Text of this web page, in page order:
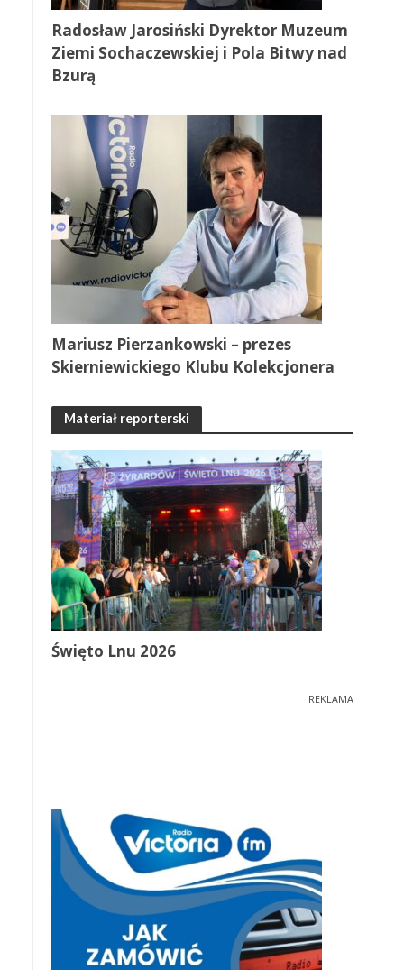
Radosław Jarosiński Dyrektor Muzeum
Ziemi Sochaczewskiej i Pola Bitwy nad
Bzurą
Mariusz Pierzankowski – prezes
Skierniewickiego Klubu Kolekcjonera
Materiał reporterski
Święto Lnu 2026
REKLAMA